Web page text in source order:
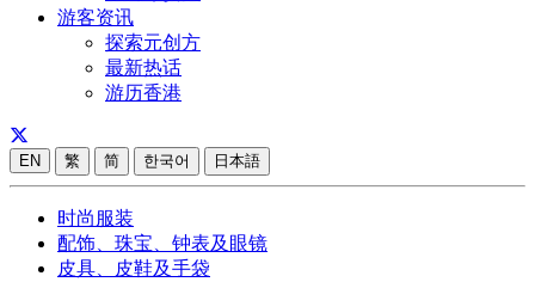
游客资讯
探索元创方
最新热话
游历香港
EN 繁 简 한국어 日本語
时尚服装
配饰、珠宝、钟表及眼镜
皮具、皮鞋及手袋